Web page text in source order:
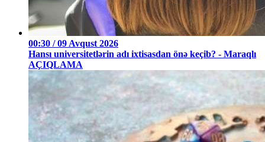
00:30 / 09 Avqust 2026
Hansı universitetlərin adı ixtisasdan önə keçib? - Maraqlı
AÇIQLAMA